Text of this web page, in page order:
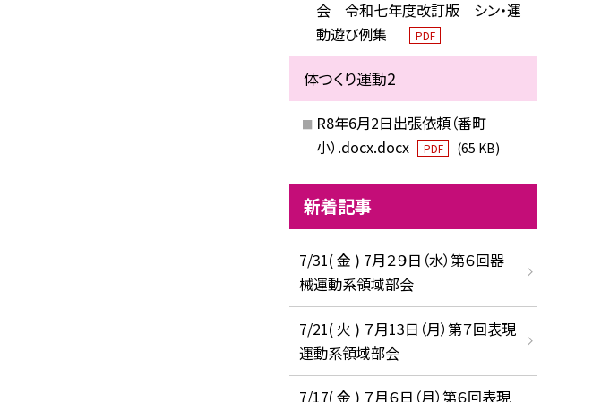
会 令和七年度改訂版 シン・運
動遊び例集
PDF
体つくり運動2
R8年6月2日出張依頼（番町
小）.docx.docx
PDF (65 KB)
新着記事
7/31( 金 ) 7月２９日（水）第６回器
械運動系領域部会
7/21( 火 ) ７月13日（月）第７回表現
運動系領域部会
7/17( 金 ) ７月６日（月）第６回表現